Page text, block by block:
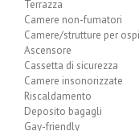
Terrazza
Camere non-fumatori
Camere/strutture per
Ascensore
Cassetta di sicurezza
Camere insonorizzate
Riscaldamento
Deposito bagagli
Gay-friendly